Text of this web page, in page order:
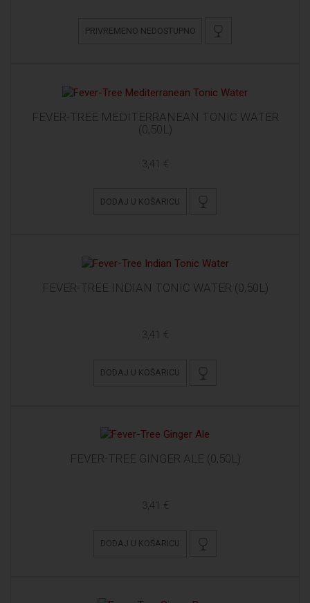
PRIVREMENO NEDOSTUPNO
FEVER-TREE MEDITERRANEAN TONIC WATER
(0,50L)
3,41 €
DODAJ U KOŠARICU
FEVER-TREE INDIAN TONIC WATER (0,50L)
3,41 €
DODAJ U KOŠARICU
FEVER-TREE GINGER ALE (0,50L)
3,41 €
DODAJ U KOŠARICU